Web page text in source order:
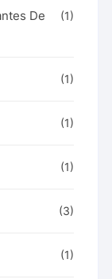
De
(1)
(1)
(1)
(1)
(3)
(1)